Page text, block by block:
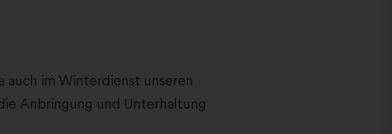
auch im Winterdienst unseren
Anbringung und Unterhaltung